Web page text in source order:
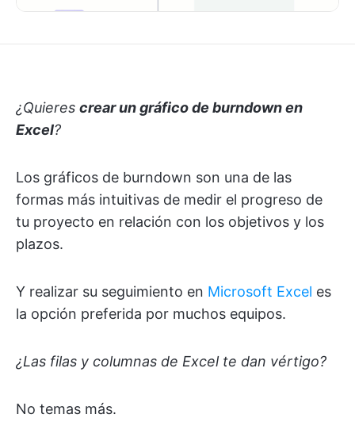
¿Quieres crear un gráfico de burndown en
Excel?
Los gráficos de burndown son una de las
formas más intuitivas de medir el progreso de
tu proyecto en relación con los objetivos y los
plazos.
Y realizar su seguimiento en Microsoft Excel es
la opción preferida por muchos equipos.
¿Las filas y columnas de Excel te dan vértigo?
No temas más.